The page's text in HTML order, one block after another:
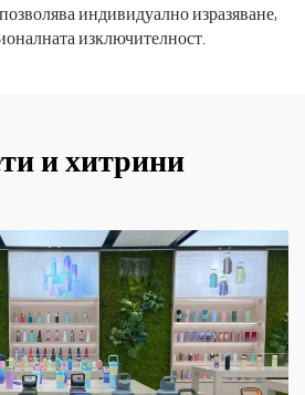
индивидуално изразяване,
изключителност.
и хитрини